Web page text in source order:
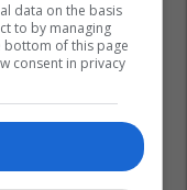
data on the basis
to by managing
bottom of this page
consent in privacy